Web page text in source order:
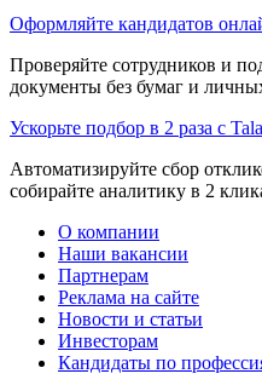
Оформляйте кандидатов
Проверяйте сотрудников и
документы без бумаг и
Ускорьте подбор в 2 раза с
Автоматизируйте сбор
собирайте аналитику в 2
О компании
Наши вакансии
Партнерам
Реклама на сайте
Новости и статьи
Инвесторам
Кандидаты по